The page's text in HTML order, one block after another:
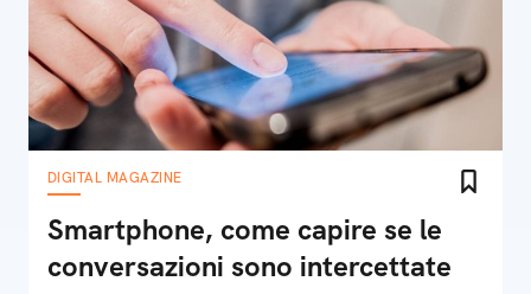
DIGITAL MAGAZINE
Smartphone, come capire se le
conversazioni sono intercettate